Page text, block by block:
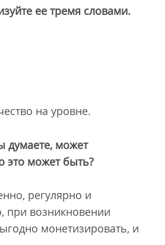
ее тремя словами.
на уровне.
думаете, может
это может быть?
регулярно и
при возникновении
монетизировать, и